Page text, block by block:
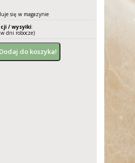
się w magazynie
/ wysyłki:
dni robocze)